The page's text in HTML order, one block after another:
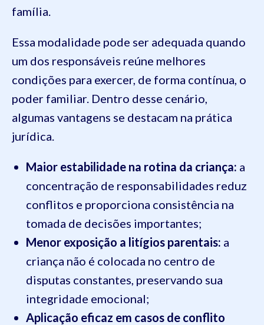
família.
Essa modalidade pode ser adequada quando
um dos responsáveis reúne melhores
condições para exercer, de forma contínua, o
poder familiar. Dentro desse cenário,
algumas vantagens se destacam na prática
jurídica.
Maior estabilidade na rotina da criança: a
concentração de responsabilidades reduz
conflitos e proporciona consistência na
tomada de decisões importantes;
Menor exposição a litígios parentais: a
criança não é colocada no centro de
disputas constantes, preservando sua
integridade emocional;
Aplicação eficaz em casos de conflito